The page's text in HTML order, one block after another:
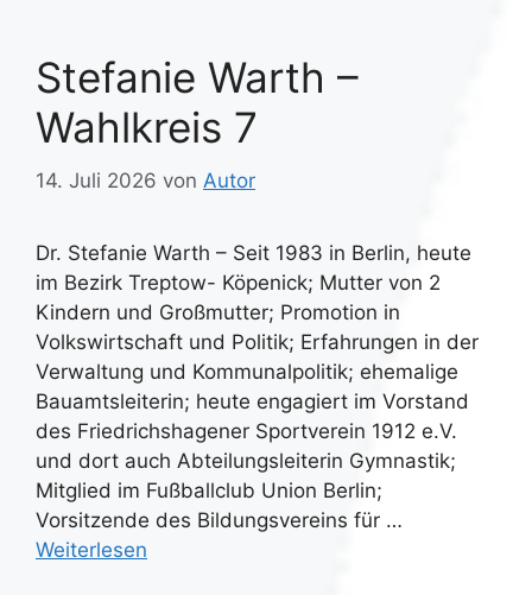
Stefanie Warth –
Wahlkreis 7
14. Juli 2026 von Autor
Dr. Stefanie Warth – Seit 1983 in Berlin, heute
im Bezirk Treptow- Köpenick; Mutter von 2
Kindern und Großmutter; Promotion in
Volkswirtschaft und Politik; Erfahrungen in der
Verwaltung und Kommunalpolitik; ehemalige
Bauamtsleiterin; heute engagiert im Vorstand
des Friedrichshagener Sportverein 1912 e.V.
und dort auch Abteilungsleiterin Gymnastik;
Mitglied im Fußballclub Union Berlin;
Vorsitzende des Bildungsvereins für …
Weiterlesen